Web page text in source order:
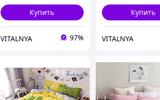
Купить
VITALNYA 97%
Купить
VITALNYA